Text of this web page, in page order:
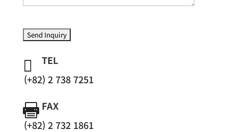
leave
field
empty.

TEL
(+82) 2 738 7251
 FAX
(+82) 2 732 1861